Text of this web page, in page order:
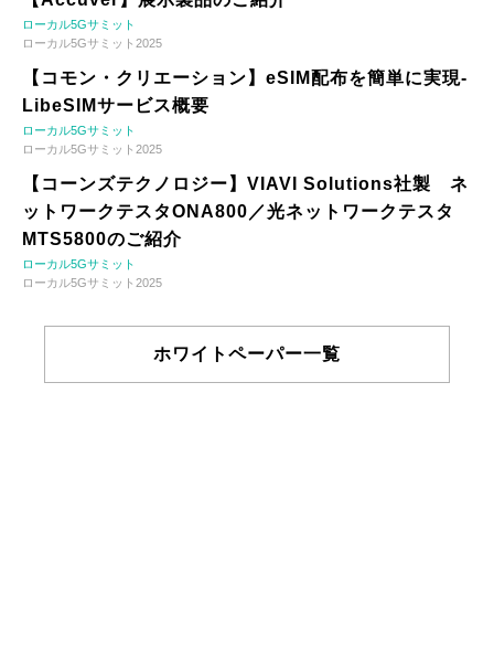
ローカル5Gサミット
ローカル5Gサミット2025
【コモン・クリエーション】eSIM配布を簡単に実現-
LibeSIMサービス概要
ローカル5Gサミット
ローカル5Gサミット2025
【コーンズテクノロジー】VIAVI Solutions社製 ネ
ットワークテスタONA800／光ネットワークテスタ
MTS5800のご紹介
ローカル5Gサミット
ローカル5Gサミット2025
ホワイトペーパー一覧